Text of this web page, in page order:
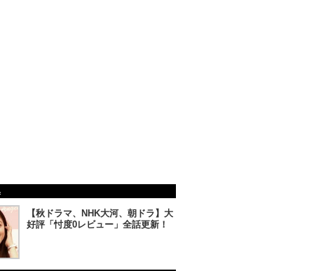
【秋ドラマ、NHK大河、朝ドラ】大
好評「忖度0レビュー」全話更新！